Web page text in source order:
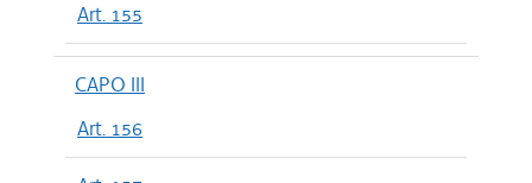
Art. 155
CAPO III
Art. 156